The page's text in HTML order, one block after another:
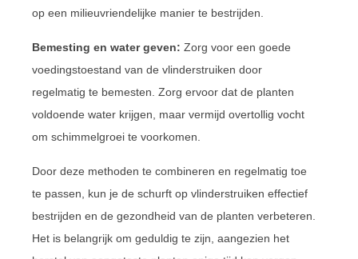
op een milieuvriendelijke manier te bestrijden.
Bemesting en water geven: Zorg voor een goede
voedingstoestand van de vlinderstruiken door
regelmatig te bemesten. Zorg ervoor dat de planten
voldoende water krijgen, maar vermijd overtollig vocht
om schimmelgroei te voorkomen.
Door deze methoden te combineren en regelmatig toe
te passen, kun je de schurft op vlinderstruiken effectief
bestrijden en de gezondheid van de planten verbeteren.
Het is belangrijk om geduldig te zijn, aangezien het